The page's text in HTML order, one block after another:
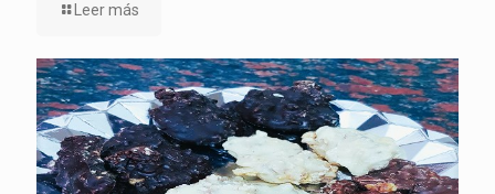
Leer más